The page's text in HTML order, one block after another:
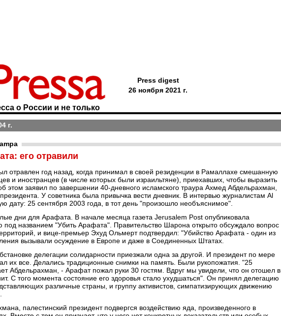
о России и не только
Press digest
26 ноября 2021 г.
г.
его отравили
отравлен год назад, когда принимал в своей резиденции в Рамаллахе смешанную
и иностранцев (в числе которых были израильтяне), приехавших, чтобы выразить
этом заявил по завершении 40-дневного исламского траура Ахмед Абдельрахман,
У советника была привычка вести дневник. В интервью журналистам Al
дату: 25 сентября 2003 года, в тот день "произошло необъяснимое".
дни для Арафата. В начале месяца газета Jerusalem Post опубликовала
под названием "Убить Арафата". Правительство Шарона открыто обсуждало вопрос
и вице-премьер Эхуд Ольмерт подтвердил: "Убийство Арафата - один из
вызывали осуждение в Европе и даже в Соединенных Штатах.
делегации солидарности приезжали одна за другой. И президент по мере
их все. Делались традиционные снимки на память. Были рукопожатия. "25
Абдельрахман, - Арафат пожал руки 30 гостям. Вдруг мы увидели, что он отошел в
С того момента состояние его здоровья стало ухудшаться". Он принял делегацию
различные страны, и группу активистов, симпатизирующих движению
палестинский президент подвергся воздействию яда, произведенного в